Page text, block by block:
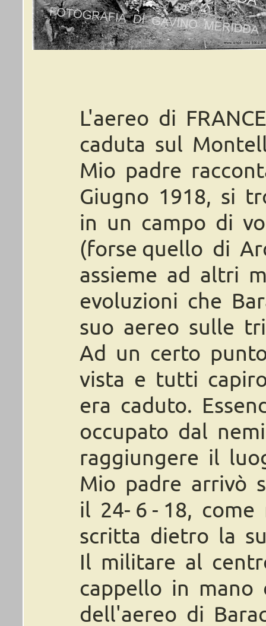
L'aereo di
caduta sul
Mio padre
Giugno 1918, si
in un campo di
(forse quello di
assieme ad altri
evoluzioni che
suo aereo sulle
Ad un certo
vista e tutti
era caduto.
occupato dal
raggiungere il
Mio padre arrivò
il 24- 6 - 18,
scritta dietro la
Il militare al
cappello in mano
dell'aereo di